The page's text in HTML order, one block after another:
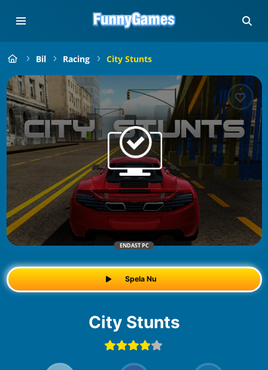
Bil Racing City Stunts
ENDAST PC
Spela Nu
City Stunts